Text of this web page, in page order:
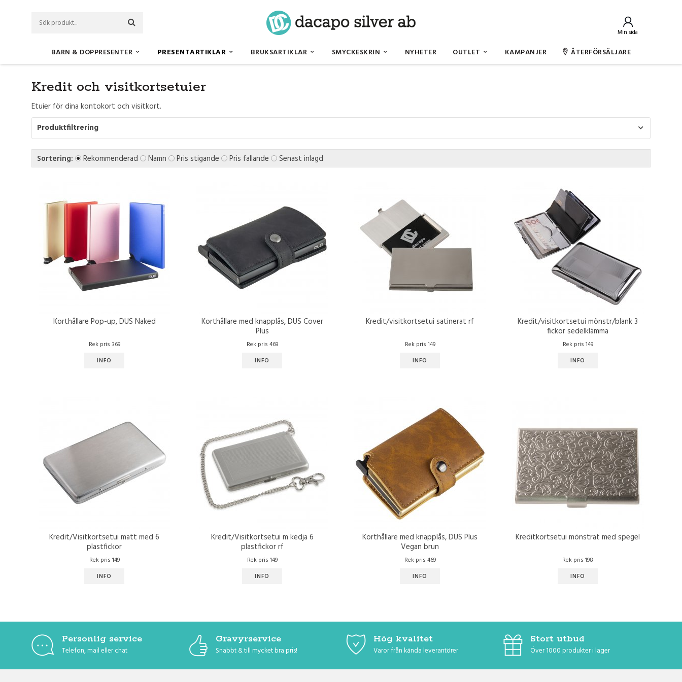
Min sida
BARN & DOPPRESENTER PRESENTARTIKLAR BRUKSARTIKLAR SMYCKESKRIN NYHETER OUTLET KAMPANJER ÅTERFÖRSÄLJARE
Kredit och visitkortsetuier
Etuier för dina kontokort och visitkort.
Produktfiltrering
Sortering: Rekommenderad Namn Pris stigande Pris fallande Senast inlagd
Korthållare Pop-up, DUS Naked
Rek pris 369
INFO
Korthållare med knapplås, DUS Cover
Plus
Rek pris 469
INFO
Kredit/visitkortsetui satinerat rf
Rek pris 149
INFO
Kredit/visitkortsetui mönstr/blank 3
fickor sedelklämma
Rek pris 149
INFO
Kredit/Visitkortsetui matt med 6
plastfickor
Rek pris 149
INFO
Kredit/Visitkortsetui m kedja 6
plastfickor rf
Rek pris 149
INFO
Korthållare med knapplås, DUS Plus
Vegan brun
Rek pris 469
INFO
Kreditkortsetui mönstrat med spegel
Rek pris 198
INFO
Personlig service
Telefon, mail eller chat
Gravyrservice
Snabbt & till mycket bra pris!
Hög kvalitet
Varor från kända leverantörer
Stort utbud
Över 1000 produkter i lager